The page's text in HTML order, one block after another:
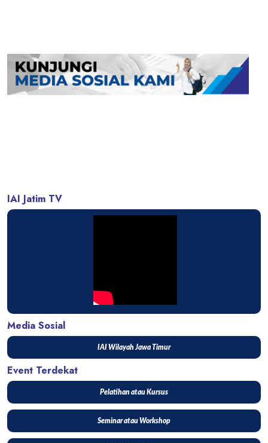
IAI Jatim TV
Media Sosial
IAI Wilayah Jawa Timur
Event Terdekat
Pelatihan atau Kursus
Seminar atau Workshop